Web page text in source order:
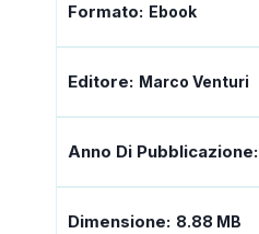
Formato: Ebook
Editore: Marco Venturi
Anno Di Pubblicazione:
Dimensione: 8.88 MB